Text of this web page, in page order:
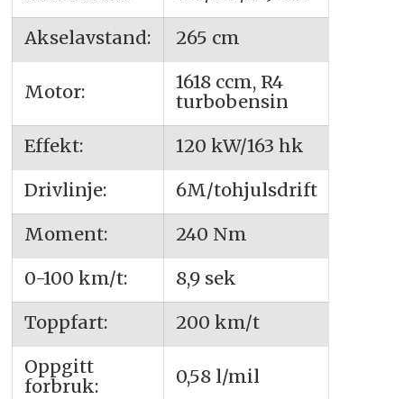
Akselavstand:
265 cm
Motor:
1618 ccm, R4
turbobensin
Effekt:
120 kW/163 hk
Drivlinje:
6M/tohjulsdrift
Moment:
240 Nm
0-100 km/t:
8,9 sek
Toppfart:
200 km/t
Oppgitt
forbruk:
0,58 l/mil